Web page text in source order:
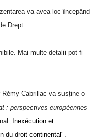
va avea loc începând
Drept.
Mai multe detalii pot fi
Cabrillac va susține o
: perspectives européennes
„ Inexécution et
du droit continental".